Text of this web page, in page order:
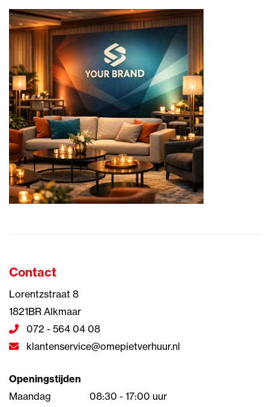
Contact
Lorentzstraat 8
1821BR Alkmaar
072 - 564 04 08
klantenservice@omepietverhuur.nl
Openingstijden
Maandag
08:30 - 17:00 uur